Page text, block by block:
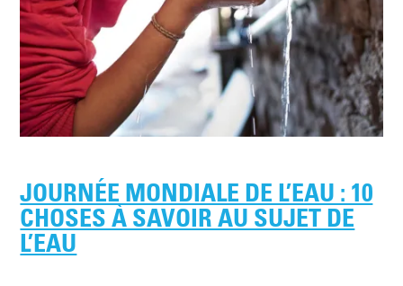
JOURNÉE MONDIALE DE L’EAU : 10
CHOSES À SAVOIR AU SUJET DE
L’EAU